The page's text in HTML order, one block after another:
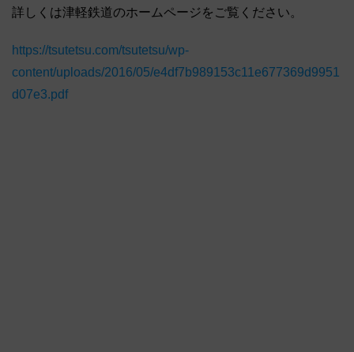
詳しくは津軽鉄道のホームページをご覧ください。
https://tsutetsu.com/tsutetsu/wp-
content/uploads/2016/05/e4df7b989153c11e677369d9951
d07e3.pdf